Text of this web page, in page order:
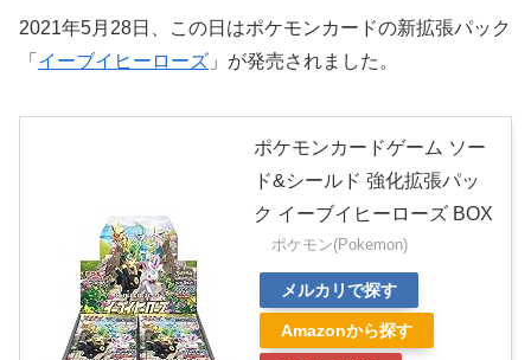
2021年5月28日、この日はポケモンカードの新拡張パック
「 イーブイヒーローズ 」が発売されました。
ポケモンカードゲーム ソー
ド&シールド 強化拡張パッ
ク イーブイヒーローズ BOX
ポケモン(Pokemon)
メルカリで探す
Amazonから探す